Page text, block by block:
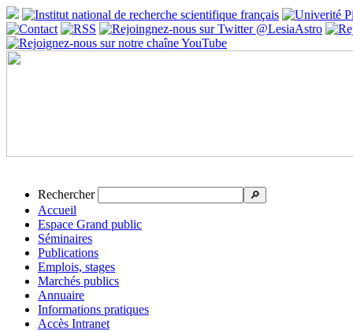
Rechercher 🔎
Accueil
Espace Grand public
Séminaires
Publications
Emplois, stages
Marchés publics
Annuaire
Informations pratiques
Accès Intranet